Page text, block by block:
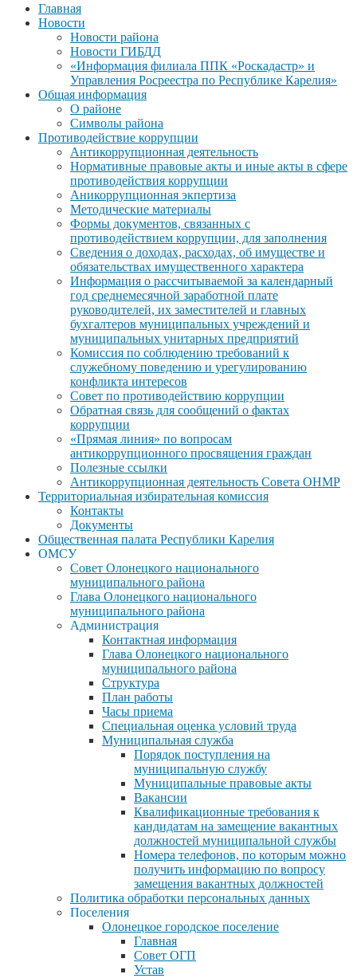
Главная
Новости
Новости района
Новости ГИБДД
«Информация филиала ППК «Роскадастр» и
Управления Росреестра по Республике Карелия»
Общая информация
О районе
Символы района
Противодействие коррупции
Антикоррупционная деятельность
Нормативные правовые акты и иные акты в сфере
противодействия коррупции
Аникоррупционная экпертиза
Методические материалы
Формы документов, связанных с
противодействием коррупции, для заполнения
Сведения о доходах, расходах, об имуществе и
обязательствах имущественного характера
Информация о рассчитываемой за календарный
год среднемесячной заработной плате
руководителей, их заместителей и главных
бухгалтеров муниципальных учреждений и
муниципальных унитарных предприятий
Комиссия по соблюдению требований к
служебному поведению и урегулированию
конфликта интересов
Совет по противодействию коррупции
Обратная связь для сообщений о фактах
коррупции
«Прямая линия» по вопросам
антикоррупционного просвящения граждан
Полезные ссылки
Антикоррупционная деятельность Совета ОНМР
Территориальная избирательная комиссия
Контакты
Документы
Общественная палата Республики Карелия
ОМСУ
Совет Олонецкого национального
муниципального района
Глава Олонецкого национального
муниципального района
Администрация
Контактная информация
Глава Олонецкого национального
муниципального района
Структура
План работы
Часы приема
Специальная оценка условий труда
Муниципальная служба
Порядок поступления на
муниципальную службу
Муниципальные правовые акты
Вакансии
Квалификационные требования к
кандидатам на замещение вакантных
должностей муниципальной службы
Номера телефонов, по которым можно
получить информацию по вопросу
замещения вакантных должностей
Политика обработки персональных данных
Поселения
Олонецкое городское поселение
Главная
Совет ОГП
Устав